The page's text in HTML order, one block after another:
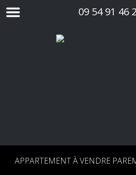
09 54 91 46
APPARTEMENT À VENDRE